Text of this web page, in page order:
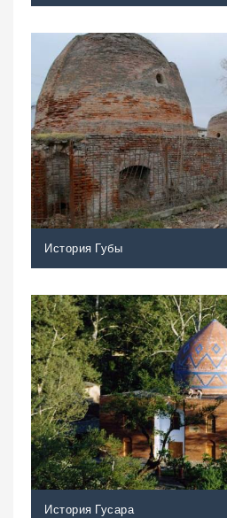
История Губы
История Гусара